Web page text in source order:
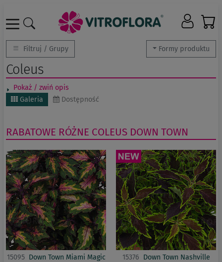
Formy produktu
Filtruj / Grupy
Coleus
Pokaż / zwiń opis
Galeria
Dostępność
RABATOWE RÓŻNE COLEUS DOWN TOWN
15095 Down Town Miami Magic 15376 Down Town Nashville